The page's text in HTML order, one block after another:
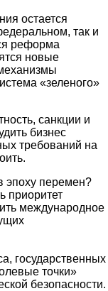
остается
так и
реформа
новые
«зеленого»
санкции и
бизнес
требований на
эпоху перемен?
приоритет
международное
государственных
точки»
безопасности.